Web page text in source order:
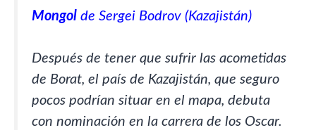
Mongol de Sergei Bodrov (Kazajistán)
Después de tener que sufrir las acometidas
de Borat, el país de Kazajistán, que seguro
pocos podrían situar en el mapa, debuta
con nominación en la carrera de los Oscar.